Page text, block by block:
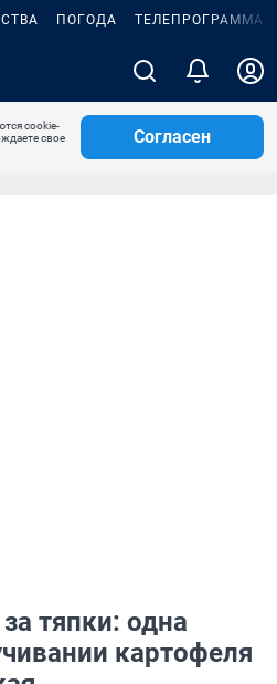
ПОГОДА ТЕЛЕПРОГРАММА
cookie-
свое
Согласен
тяпки: одна
картофеля